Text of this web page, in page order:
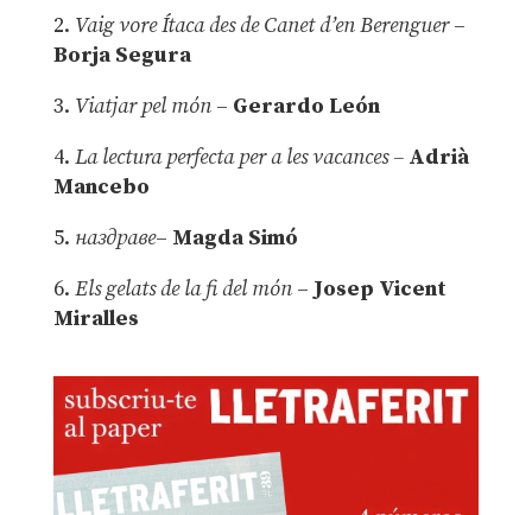
2. Vaig vore Ítaca des de Canet d’en Berenguer–
Borja Segura
3. Viatjar pel món – Gerardo León
4. La lectura perfecta per a les vacances –Adrià
Mancebo
5. наздраве– Magda Simó
6. Els gelats de la fi del món – Josep Vicent
Miralles